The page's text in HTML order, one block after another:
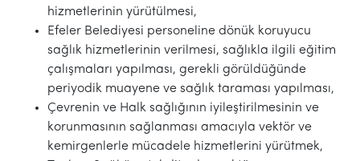
hizmetlerinin yürütülmesi,
Efeler Belediyesi personeline dönük koruyucu
sağlık hizmetlerinin verilmesi, sağlıkla ilgili eğitim
çalışmaları yapılması, gerekli görüldüğünde
periyodik muayene ve sağlık taraması yapılması,
Çevrenin ve Halk sağlığının iyileştirilmesinin ve
korunmasının sağlanması amacıyla vektör ve
kemirgenlerle mücadele hizmetlerini yürütmek,